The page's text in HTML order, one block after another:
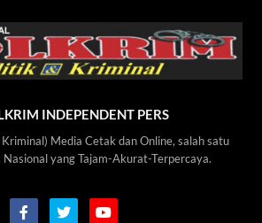
INDEPENDENT PERS
Media Cetak dan Online, salah satu
Nasional yang Tajam-Akurat-Terpercaya.